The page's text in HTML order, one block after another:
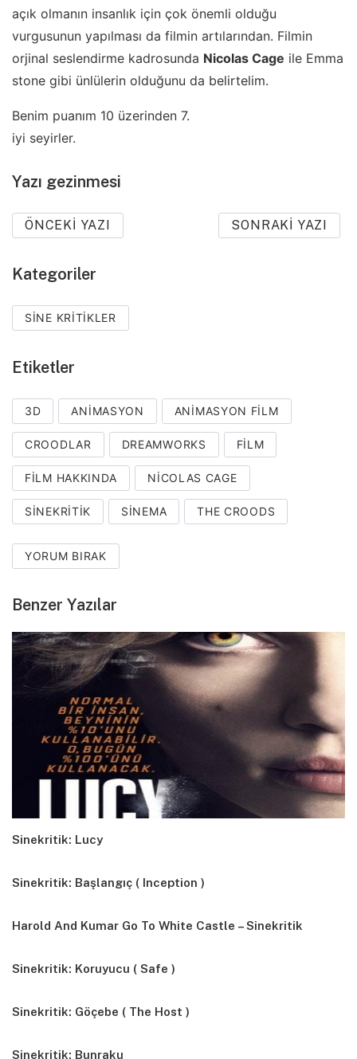
açık olmanın insanlık için çok önemli olduğu
vurgusunun yapılması da filmin artılarından. Filmin
orjinal seslendirme kadrosunda Nicolas Cage ile Emma
stone gibi ünlülerin olduğunu da belirtelim.
Benim puanım 10 üzerinden 7.
iyi seyirler.
Yazı gezinmesi
ÖNCEKI YAZI SONRAKI YAZI
Kategoriler
SINE KRITIKLER
Etiketler
3D ANIMASYON ANIMASYON FILM
CROODLAR DREAMWORKS FILM
FILM HAKKINDA NICOLAS CAGE
SINEKRITIK SINEMA THE CROODS
YORUM BIRAK
Benzer Yazılar
Sinekritik: Lucy
Sinekritik: Başlangıç ( Inception )
Harold And Kumar Go To White Castle – Sinekritik
Sinekritik: Koruyucu ( Safe )
Sinekritik: Göçebe ( The Host )
Sinekritik: Bunraku